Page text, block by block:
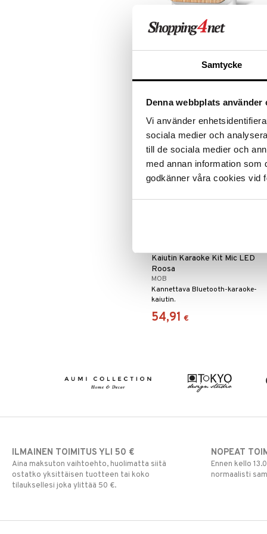
Samtycke
Denna webbplats använder
Vi använder
sociala medier och
till de sociala medier och
med annan information som
godkänner våra cookies vid
Junglebox Soittorasia
Tervetuloa viidakkoon Relaxoundsin
kukkia, jotka odottavat vain, että
löydät ne.
Kaiutin Karaoke Kit Mic LED
Roosa
MOB
Kannettava Bluetooth-karaoke-
kaiutin.
54,91 €
ILMAINEN TOIMITUS YLI 50 €
Aina maksuton vaihtoehto, huolimatta siitä
ostatko yksittäisen tuotteen tai koko
tilauksellesi joka ylittää 50 €.
NOPEAT
Ennen kello
normaalisti